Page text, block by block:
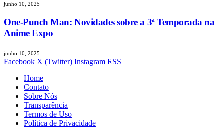
junho 10, 2025
One-Punch Man: Novidades sobre a 3ª Temporada na
Anime Expo
junho 10, 2025
Facebook X (Twitter) Instagram RSS
Home
Contato
Sobre Nós
Transparência
Termos de Uso
Política de Privacidade